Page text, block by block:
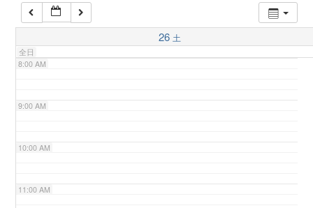
i
26 土
全日
7:00 AM
8:00 AM
9:00 AM
10:00 AM
11:00 AM